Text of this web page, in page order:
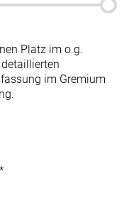
Platz im o.g.
im Gremium